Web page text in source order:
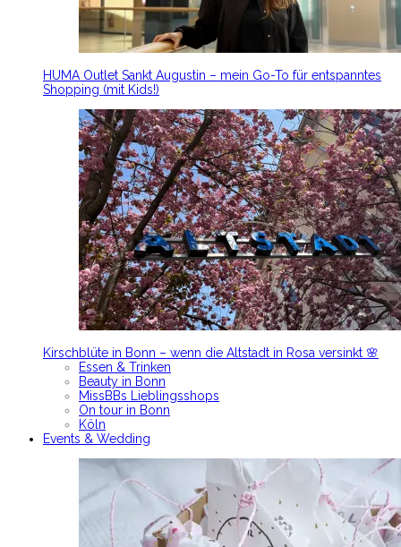
HUMA Outlet Sankt Augustin – mein Go-To für entspanntes
Shopping (mit Kids!)
Kirschblüte in Bonn – wenn die Altstadt in Rosa versinkt 🌸
Essen & Trinken
Beauty in Bonn
MissBBs Lieblingsshops
On tour in Bonn
Köln
Events & Wedding